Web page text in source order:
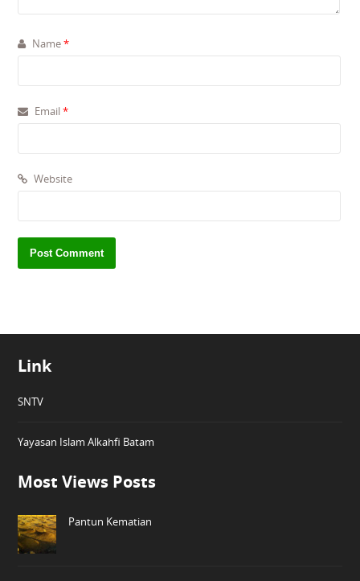
Name*
Email*
Website
Link
SNTV
Yayasan Islam Alkahfi Batam
Most Views Posts
Pantun Kematian